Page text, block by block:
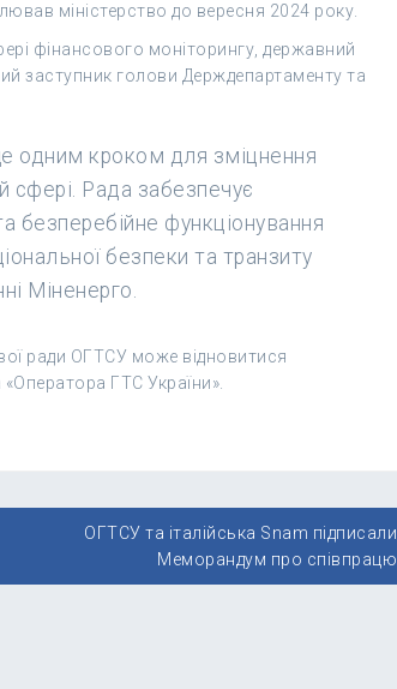
міністерство до вересня 2024 року.
фінансового моніторингу, державний
заступник голови Держдепартаменту та
одним кроком для зміцнення
сфері. Рада забезпечує
безперебійне функціонування
безпеки та транзиту
Міненерго.
ради ОГТСУ може відновитися
ГТС України».
ОГТСУ та італійська Snam підписали
Меморандум про співпрацю